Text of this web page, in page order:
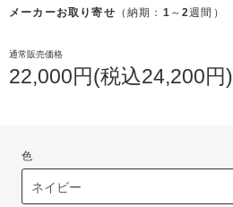
メーカーお取り寄せ （納期： 1 ～2週間）
通常販売価格
22,000円(税込24,200円)
色